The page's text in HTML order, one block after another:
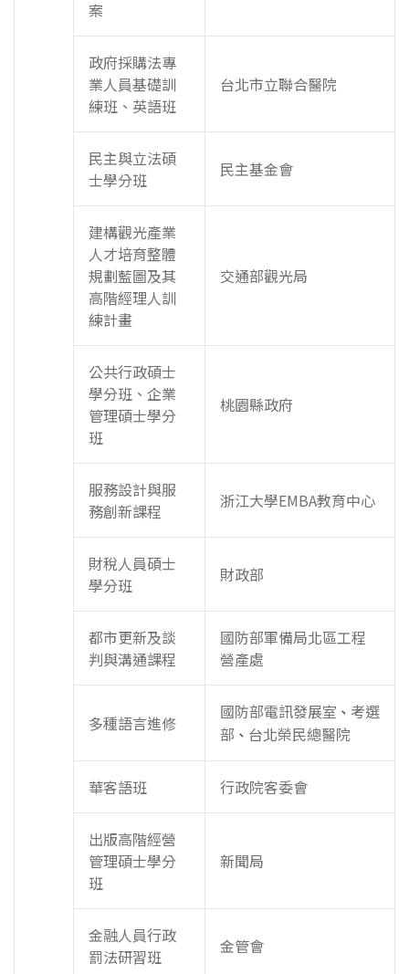
案
政府採購法專
業人員基礎訓
練班、英語班
台北市立聯合醫院
民主與立法碩
士學分班
民主基金會
建構觀光產業
人才培育整體
規劃藍圖及其
高階經理人訓
練計畫
交通部觀光局
公共行政碩士
學分班、企業
管理碩士學分
班
桃園縣政府
服務設計與服
務創新課程
浙江大學EMBA教育中心
財稅人員碩士
學分班
財政部
都市更新及談
判與溝通課程
國防部軍備局北區工程
營產處
多種語言進修
國防部電訊發展室 、 考選
部 、 台北榮民總醫院
華客語班 行政院客委會
出版高階經營
管理碩士學分
班
新聞局
金融人員行政
罰法研習班
金管會